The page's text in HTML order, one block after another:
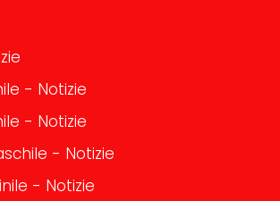
- Notizie
- Notizie
- Notizie
- Notizie